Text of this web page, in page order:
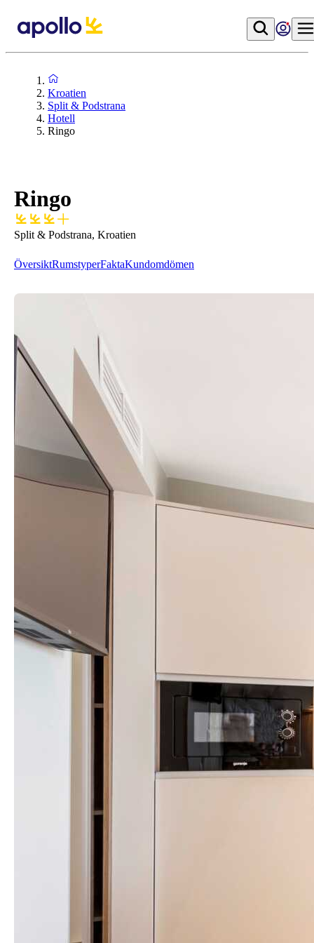
Kroatien
Split & Podstrana
Hotell
Ringo
Ringo
Split & Podstrana, Kroatien
ÖversiktRumstyperFaktaKundomdömen